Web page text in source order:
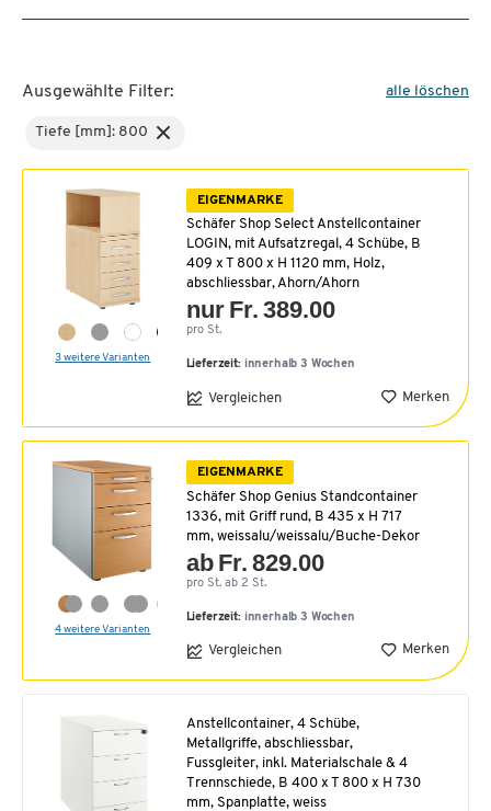
Ausgewählte Filter: alle löschen
Tiefe [mm]: 800
3 weitere Varianten
EIGENMARKE
Schäfer Shop Select Anstellcontainer
LOGIN, mit Aufsatzregal, 4 Schübe, B
409 x T 800 x H 1120 mm, Holz,
abschliessbar, Ahorn/Ahorn
nur Fr. 389.00
pro St.
Lieferzeit: innerhalb 3 Wochen
Vergleichen Merken
4 weitere Varianten
EIGENMARKE
Schäfer Shop Genius Standcontainer
1336, mit Griff rund, B 435 x H 717
mm, weissalu/weissalu/Buche-Dekor
ab Fr. 829.00
pro St. ab 2 St.
Lieferzeit: innerhalb 3 Wochen
Vergleichen Merken
Anstellcontainer, 4 Schübe,
Metallgriffe, abschliessbar,
Fussgleiter, inkl. Materialschale & 4
Trennschiede, B 400 x T 800 x H 730
mm, Spanplatte, weiss